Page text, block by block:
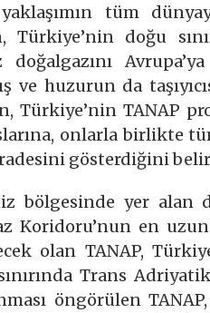
tüm
doğu
ve huzurun da
Türkiye’nin TANAP
onlarla birlikte
gösterdiğini
bölgesinde yer alan
Koridoru’nun en
olan TANAP,
Trans
öngörülen